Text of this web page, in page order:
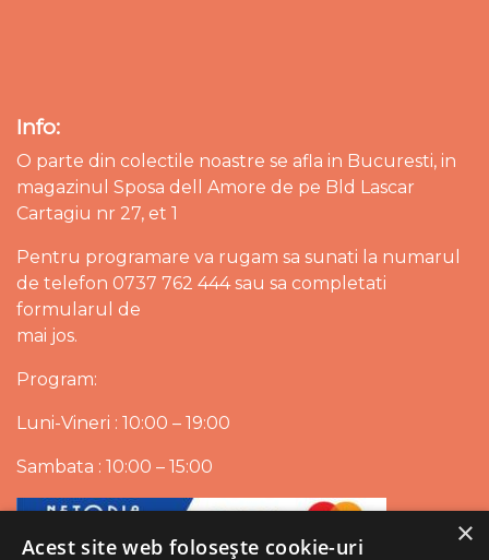
Info:
O parte din colectile noastre se afla in Bucuresti, in
magazinul Sposa dell Amore de pe Bld Lascar
Cartagiu nr 27, et 1
Pentru programare va rugam sa sunati la numarul
de telefon 0737 762 444 sau sa completati
formularul de
mai jos.
Program:
Luni-Vineri : 10:00 – 19:00
Sambata : 10:00 – 15:00
×
Acest site web folosește cookie-uri